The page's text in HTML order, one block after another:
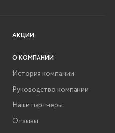
АКЦИИ
О КОМПАНИИ
История компании
Руководство компании
Наши партнеры
Отзывы